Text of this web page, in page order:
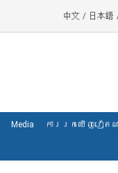
中文 / 日本語
Media ការរកឃើញវៀតណ